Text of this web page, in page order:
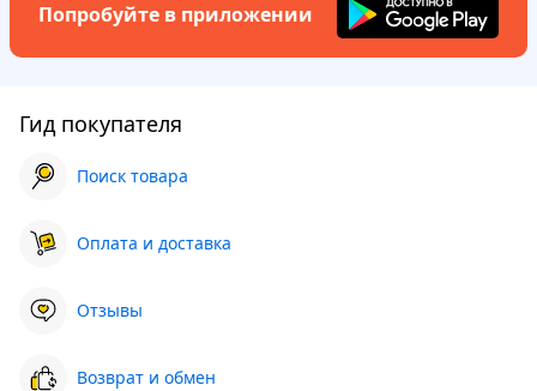
Попробуйте в приложении
Гид покупателя
Поиск товара
Оплата и доставка
Отзывы
Возврат и обмен